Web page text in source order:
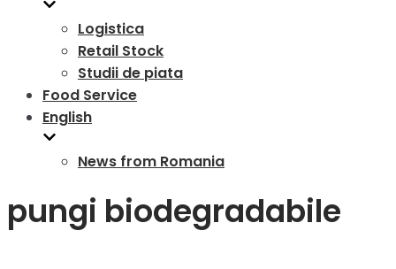
Logistica
Retail Stock
Studii de piata
Food Service
English
News from Romania
pungi biodegradabile